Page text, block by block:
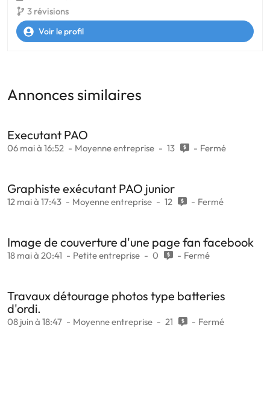
3 révisions
Voir le profil
Annonces similaires
Executant PAO
06 mai à 16:52 Moyenne entreprise 13 Fermé
Graphiste exécutant PAO junior
12 mai à 17:43 Moyenne entreprise 12 Fermé
Image de couverture d'une page fan facebook
18 mai à 20:41 Petite entreprise 0 Fermé
Travaux détourage photos type batteries
d'ordi.
08 juin à 18:47 Moyenne entreprise 21 Fermé